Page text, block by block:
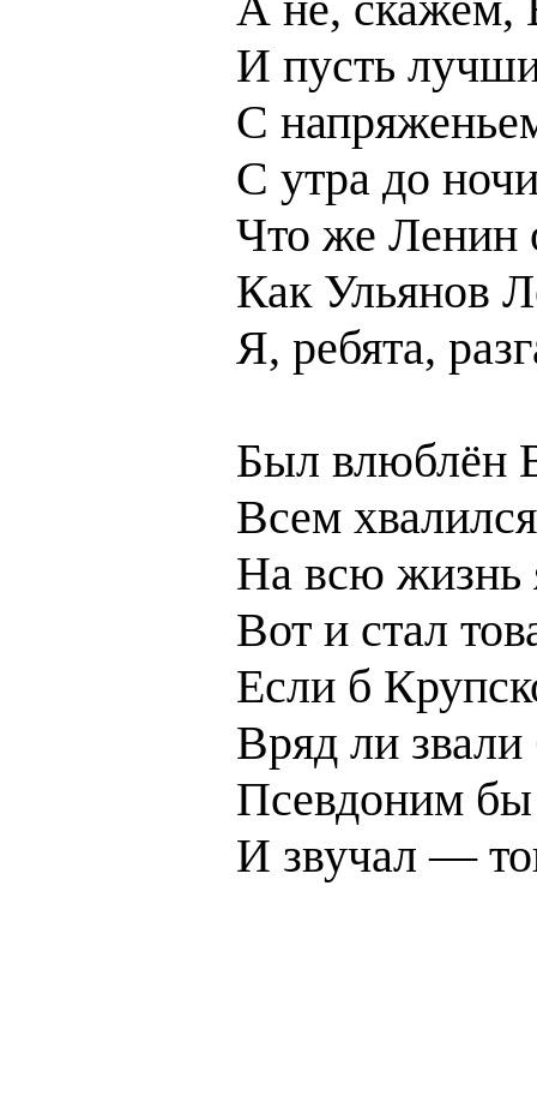
И пусть
С
С утра до
Что же Ленин
Как Ульянов
Я, ребята,
Был влюблён
Всем
На всю жизнь
Вот и стал
Если б
Вряд ли
Псевдоним
И звучал —